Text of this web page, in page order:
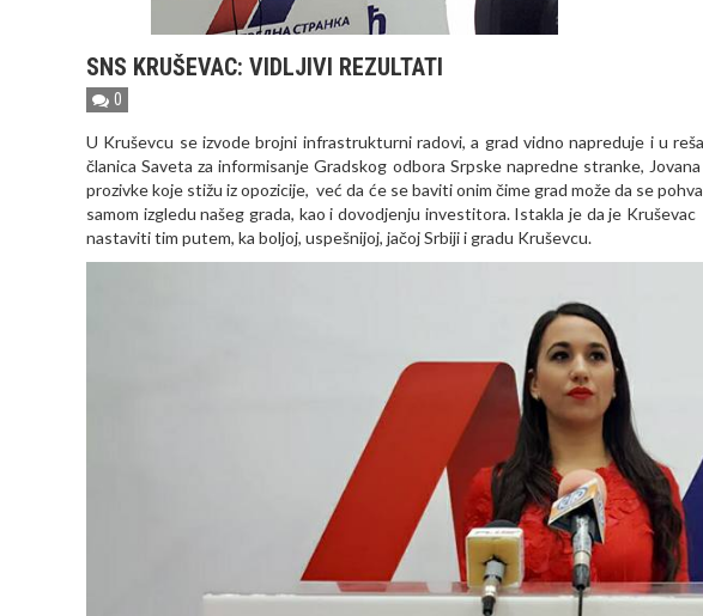
SNS KRUŠEVAC: VIDLJIVI REZULTATI
0
U Kruševcu se izvode brojni infrastrukturni radovi, a grad vidno napreduje i u
članica Saveta za informisanje Gradskog odbora Srpske napredne stranke,
prozivke koje stižu iz opozicije, već da će se baviti onim čime grad može da se
samom izgledu našeg grada, kao i dovodjenju investitora. Istakla je da je
nastaviti tim putem, ka boljoj, uspešnijoj, jačoj Srbiji i gradu Kruševcu.